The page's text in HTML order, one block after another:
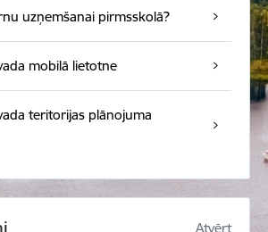
uzņemšanai pirmsskolā?
mobilā lietotne
teritorijas plānojuma
Atvērt